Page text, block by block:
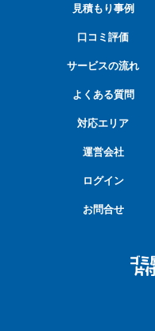
見積もり事例
口コミ評価
サービスの流れ
よくある質問
対応エリア
運営会社
ログイン
お問合せ